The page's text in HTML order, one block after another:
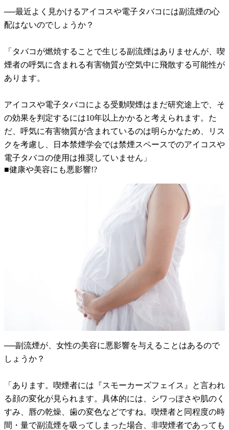
──最近よく見かけるアイコスや電子タバコには副流煙の心
配はないのでしょうか？
「タバコが燃焼することで生じる副流煙はありませんが、喫
煙者の呼気に含まれる有害物質が空気中に飛散する可能性が
あります。
アイコスや電子タバコによる受動喫煙はまだ研究途上で、そ
の効果を判定するには10年以上かかると考えられます。た
だ、呼気に有害物質が含まれているのは明らかなため、リス
クを考慮し、日本禁煙学会では禁煙スペースでのアイコスや
電子タバコの使用は推奨していません」
■健康や美容にも悪影響!?
──副流煙が、女性の美容に悪影響を与えることはあるので
しょうか？
「あります。喫煙者には『スモーカーズフェイス』と言われ
る顔の変化が見られます。具体的には、シワっぽさや肌のく
すみ、唇の乾燥、歯の変色などですね。喫煙者と同程度の時
間・量で副流煙を吸ってしまった場合、非喫煙者であっても